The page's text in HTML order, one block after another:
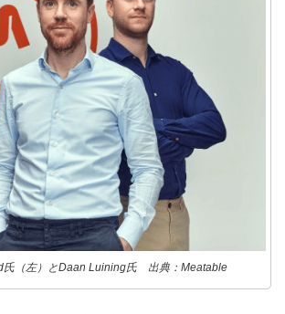
氏（左）とDaan Luining氏 出典：Meatable